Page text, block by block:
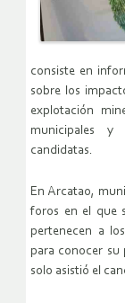
consiste en
sobre los
explotación
municipales y
candidatas.
En Arcatao,
foros en el que
pertenecen a
para conocer su
solo asistió el